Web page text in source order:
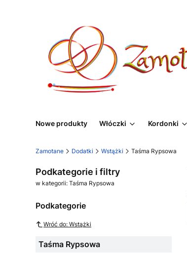
Nowe produkty Włóczki Kordonki
Zamotane Dodatki Wstążki Taśma Rypsowa
Podkategorie i filtry
w kategorii: Taśma Rypsowa
Podkategorie
Wróć do: Wstążki
Taśma Rypsowa